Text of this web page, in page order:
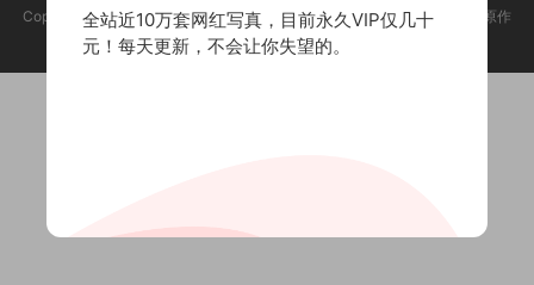
Copyright @ 2025 养眼集 版权声明:本站所有资源均收集于网络，版权归原作
者所有，如有侵权，请联系删除。
全站近10万套网红写真，目前永久VIP仅几十
元！每天更新，不会让你失望的。